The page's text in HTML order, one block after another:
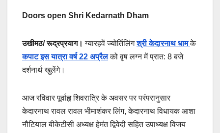
Doors open Shri Kedarnath Dham
उखीमठ/ रूद्रप्रयाग।ग्यारहवें ज्योर्तिलिंगश्री केदारनाथ धामके
कपाट इस यात्रा वर्ष 22 अप्रैलको वृष लग्न में प्रात: 8 बजे
दर्शनार्थ खुलेंगे।
आज रविवार पूर्वाह्न शिवरात्रि के अवसर पर परंपरानुसार
केदारनाथ रावल रावल भीमाशंकर लिंग, केदारनाथ विधायक आशा
नौटियाल बीकेटीसी अध्यक्ष हेमंत द्विवेदी सहित उपाध्यक्ष विजय